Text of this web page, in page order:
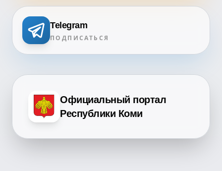
Telegram
ПОДПИСАТЬСЯ
Официальный портал
Республики Коми